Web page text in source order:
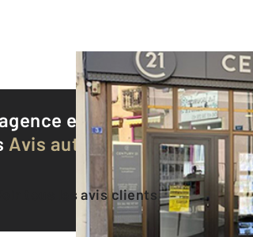
agence est notée8,9/10
Avis authentifiés par
Voir tous les avis clients